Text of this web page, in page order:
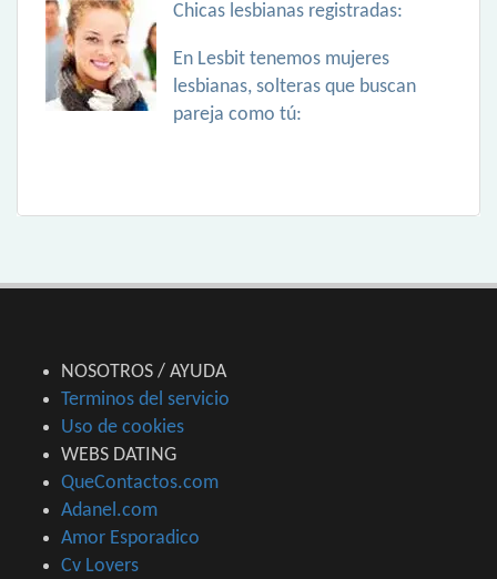
Chicas lesbianas registradas:
En Lesbit tenemos mujeres
lesbianas, solteras que buscan
pareja como tú:
NOSOTROS / AYUDA
Terminos del servicio
Uso de cookies
WEBS DATING
QueContactos.com
Adanel.com
Amor Esporadico
Cv Lovers